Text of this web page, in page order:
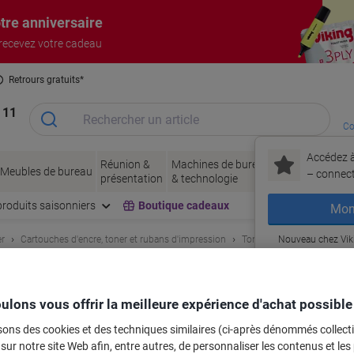
anniversaire
votre cadeau
Retrours gratuits*
Accédez
–
Nouveau chez
Meubles de bureau
Réunion &
présentation
Machines de bureau
& technologie
Encres
& toner
&
saisonniers Boutique cadeaux
Cartouches d'encre, toner et rubans d'impression Toner Cartouches de
Achetez Plus,Dépensez Moins
vous offrir la meilleure expérience d'achat possible
des cookies et des techniques similaires (ci-après dénommés
notre site Web afin, entre autres, de personnaliser les contenus et les